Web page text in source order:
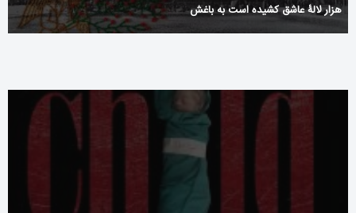
هزار لالۀ عاشق کشیده است به باغش